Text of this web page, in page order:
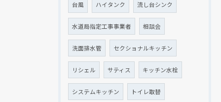
台風 ハイタンク 流し台シンク
水道局指定工事事業者 相談会
洗面排水管 セクショナルキッチン
リシェル サティス キッチン水栓
システムキッチン トイレ取替